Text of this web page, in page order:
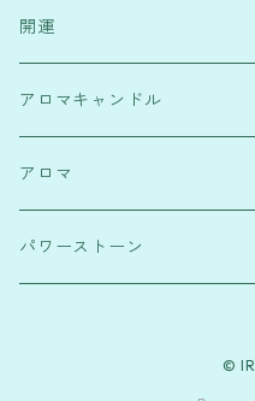
水色・高次元宇宙と繋がり
赤・行動力
透明・浄化
ピンク・恋愛運
塩
浄化スプレー
フラワーオブライフ
麻のしずく
開運
霊符
パワーストーンブレスレット
アロマキャンドル
アロマ
パワーストーン
©